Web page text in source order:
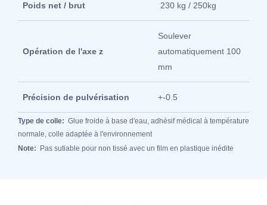
Poids net / brut 230 kg / 250kg
Opération de l'axe z
Soulever
automatiquement 100
mm
Précision de pulvérisation +-0.5
Type de colle: Glue froide à base d'eau, adhésif médical à température
normale, colle adaptée à l'environnement
Note:
Pas sutiable pour non tissé avec un film en plastique inédite